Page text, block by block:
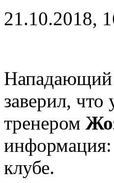
21.10.2018,
заверил,
тренером
информация:
клубе.